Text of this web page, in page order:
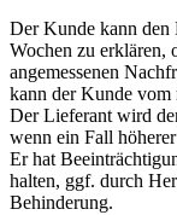
Der Kunde kann den
Wochen zu erklären,
angemessenen
kann der Kunde vom
Der Lieferant wird
wenn ein Fall
Er hat
halten, ggf. durch
Behinderung.